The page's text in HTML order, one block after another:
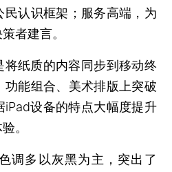
认识框架；服务高端，为
者建言。
纸质的内容同步到移动终
能组合、美术排版上突破
设备的特点大幅度提升
。
调多以灰黑为主，突出了